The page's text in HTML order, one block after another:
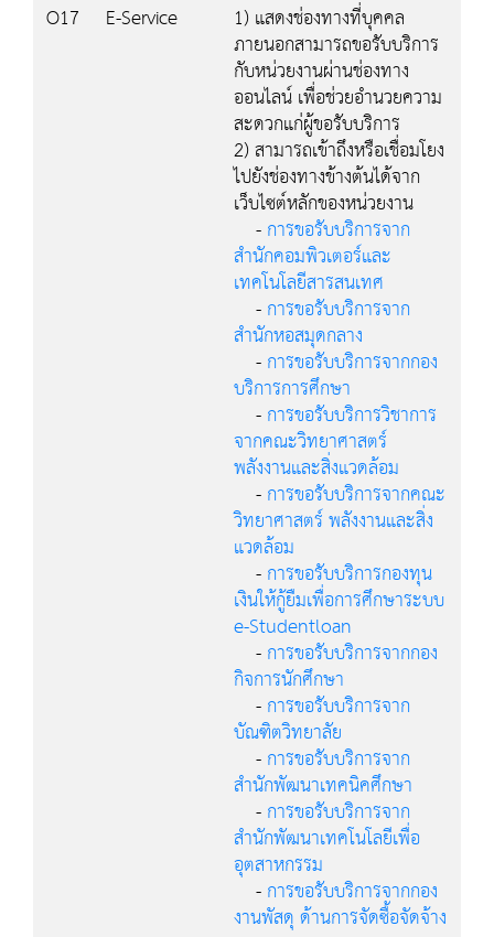
O17
E-Service 1) แสดงช่องทางที่บุคคล
ภายนอกสามารถขอรับบริการ
กับหน่วยงานผ่านช่องทาง
ออนไลน์ เพื่อช่วยอำนวยความ
สะดวกแก่ผู้ขอรับบริการ
2) สามารถเข้าถึงหรือเชื่อมโยง
ไปยังช่องทางข้างต้นได้จาก
เว็บไซต์หลักของหน่วยงาน
-การขอรับบริการจาก
สำนักคอมพิวเตอร์และ
เทคโนโลยีสารสนเทศ
-การขอรับบริการจาก
สำนักหอสมุดกลาง
-การขอรับบริการจากกอง
บริการการศึกษา
-การขอรับบริการวิชาการ
จากคณะวิทยาศาสตร์
พลังงานและสิ่งแวดล้อม
-การขอรับบริการจากคณะ
วิทยาศาสตร์ พลังงานและสิ่ง
แวดล้อม
-การขอรับบริการกองทุน
เงินให้กู้ยืมเพื่อการศึกษาระบบ
e-Studentloan
-การขอรับบริการจากกอง
กิจการนักศึกษา
-การขอรับบริการจาก
บัณฑิตวิทยาลัย
-การขอรับบริการจาก
สำนักพัฒนาเทคนิคศึกษา
-การขอรับบริการจาก
สำนักพัฒนาเทคโนโลยีเพื่อ
อุตสาหกรรม
-การขอรับบริการจากกอง
งานพัสดุ ด้านการจัดซื้อจัดจ้าง